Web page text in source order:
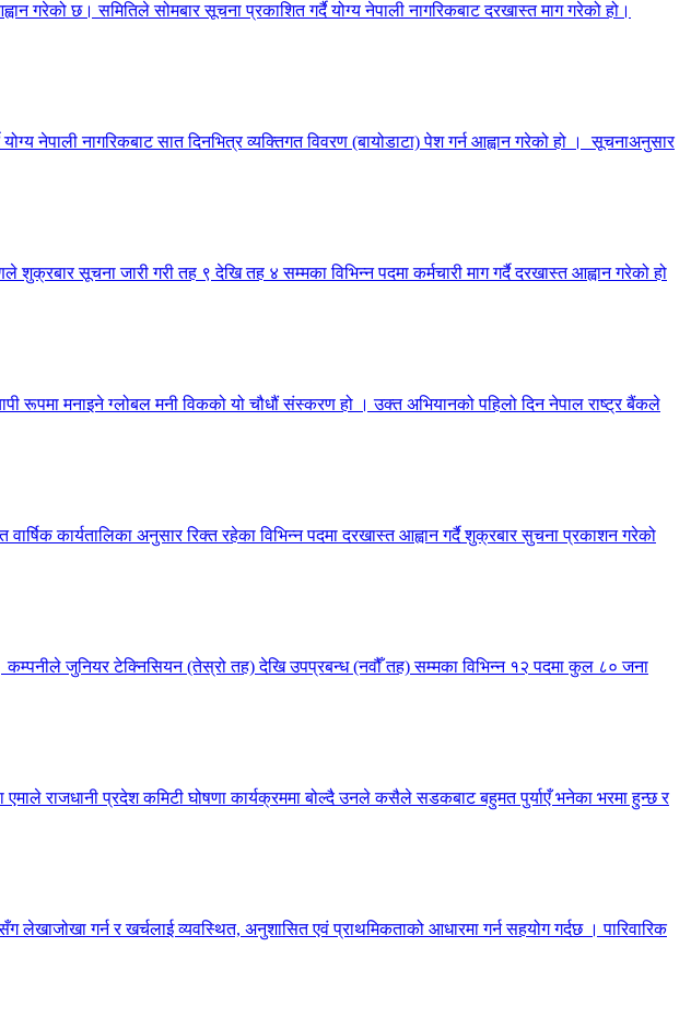
गरेको छ। समितिले सोमबार सूचना प्रकाशित गर्दै योग्य नेपाली नागरिकबाट दरखास्त माग गरेको हो।
नेपाली नागरिकबाट सात दिनभित्र व्यक्तिगत विवरण (बायोडाटा) पेश गर्न आह्वान गरेको हो । सूचनाअनुसार
सूचना जारी गरी तह ९ देखि तह ४ सम्मका विभिन्न पदमा कर्मचारी माग गर्दै दरखास्त आह्वान गरेको हो
रूपमा मनाइने ग्लोबल मनी विकको यो चौधौं संस्करण हो । उक्त अभियानको पहिलो दिन नेपाल राष्ट्र बैंकले
कार्यतालिका अनुसार रिक्त रहेका विभिन्न पदमा दरखास्त आह्वान गर्दै शुक्रबार सुचना प्रकाशन गरेको
कम्पनीले जुनियर टेक्निसियन (तेस्रो तह) देखि उपप्रबन्ध (नवौँ तह) सम्मका विभिन्न १२ पदमा कुल ८० जना
राजधानी प्रदेश कमिटी घोषणा कार्यक्रममा बोल्दै उनले कसैले सडकबाट बहुमत पुर्याएँ भनेका भरमा हुन्छ र
लेखाजोखा गर्न र खर्चलाई व्यवस्थित, अनुशासित एवं प्राथमिकताको आधारमा गर्न सहयोग गर्दछ । पारिवारिक